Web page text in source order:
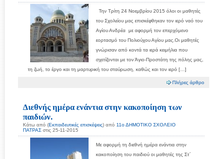
Την Τρίτη 24 Νοεμβρίου 2015 όλοι οι μαθητές
του Σχολείου μας επισκέφθηκαν τον ιερό ναό του
Αγίου Ανδρέα με αφορμή τον επερχόμενο
εορτασμό του Πολιούχου Αγίου μας.Οι μαθητές
γνώρισαν από κοντά τα ιερά κειμήλια που
σχετίζονται με τον Άγιο-Προστάτη της πόλης μας,
τη ζωή, το έργο και τη μαρτυρική του σταύρωση, καθώς και τον ιερό […]
Πλήρες άρθρο
Διεθνής ημέρα ενάντια στην κακοποίηση των
παιδιών.
Κάτω από (Εκπαιδευτικές επισκέψεις) από 11ο ΔΗΜΟΤΙΚΟ ΣΧΟΛΕΙΟ
ΠΑΤΡΑΣ στις 25-11-2015
Με αφορμή τη διεθνή ημέρα ενάντια στην
κακοποίηση του παιδιού οι μαθητές της Στ΄